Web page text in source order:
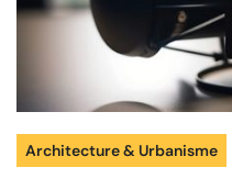
Architecture & Urbanisme